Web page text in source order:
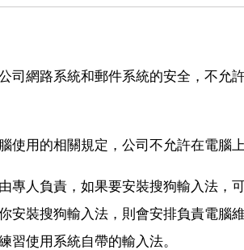
司網路系統和郵件系統的安全，不允
使用的相關規定，公司不允許在電腦
專人負責，如果要安裝搜狗輸入法，
安裝搜狗輸入法，則會安排負責電腦
習使用系統自帶的輸入法。